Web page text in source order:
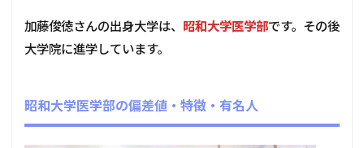
加藤俊徳さんの出身大学は、 昭和大学医学部です。その後
大学院に進学しています。
昭和大学医学部の偏差値・特徴・有名人